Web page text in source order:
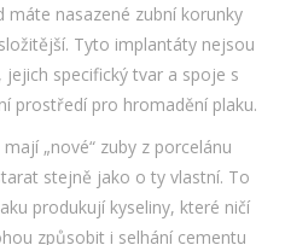
máte nasazené zubní korunky
Tyto implantáty nejsou
specifický tvar a spoje s
prostředí pro hromadění plaku.
„nové“ zuby z porcelánu
stejně jako o ty vlastní. To
produkují kyseliny, které ničí
způsobit i selhání cementu